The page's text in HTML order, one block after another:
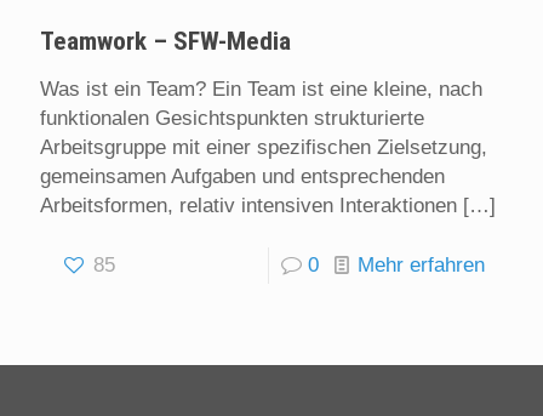
Teamwork – SFW-Media
Was ist ein Team? Ein Team ist eine kleine, nach
funktionalen Gesichtspunkten strukturierte
Arbeitsgruppe mit einer spezifischen Zielsetzung,
gemeinsamen Aufgaben und entsprechenden
Arbeitsformen, relativ intensiven Interaktionen […]
85 0 Mehr erfahren